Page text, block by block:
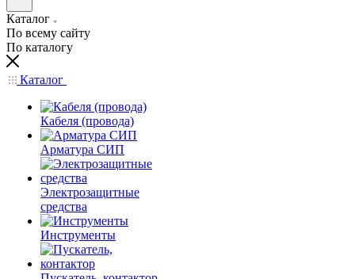
Каталог
По всему сайту
По каталогу
Каталог
Кабеля (провода)
Арматура СИП
Электрозащитные
средства
Инструменты